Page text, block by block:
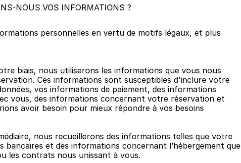
NOUS VOS INFORMATIONS ?
personnelles en vertu de motifs légaux, et plus
biais, nous utiliserons les informations que vous nous
Ces informations sont susceptibles d'inclure votre
vos informations de paiement, des informations
vous, des informations concernant votre réservation et
avoir besoin pour mieux répondre à vos besoins
nous recueillerons des informations telles que votre
bancaires et des informations concernant l’hébergement que
les contrats nous unissant à vous.